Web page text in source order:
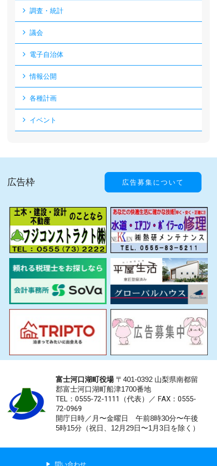
調査・統計
議会
電子自治体
情報公開
各種計画
イベント
広告枠 広告募集について
富士河口湖町役場〒401-0392 山梨県南都留
郡富士河口湖町船津1700番地
TEL：0555-72-1111 （代表）／ FAX：0555-
72-0969
開庁日時／月〜金曜日 午前8時30分〜午後
5時15分（祝日、12月29日〜1月3日を除く）
問い合わせ